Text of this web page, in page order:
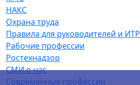
НАКС
Охрана труда
Правила для руководителей и ИТР
Рабочие профессии
Ростехнадзор
СМИ о нас
Современные профессии